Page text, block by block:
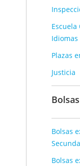
Idiomas
Plazas
Justicia
Bolsas
Bolsas